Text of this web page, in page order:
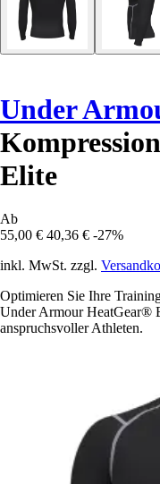
Under
Elite
Ab
55,00 € 40,36 € -27%
inkl. MwSt. zzgl.
Optimieren Sie Ihre
Under Armour HeatGear®
anspruchsvoller Athleten.